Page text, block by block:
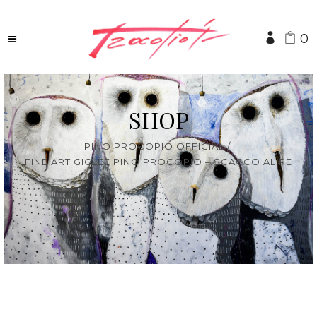
0
SHOP
PINO PROCOPIO OFFICIAL/
FINE ART GICLÈE PINO PROCOPIO – SCACCO AL RE